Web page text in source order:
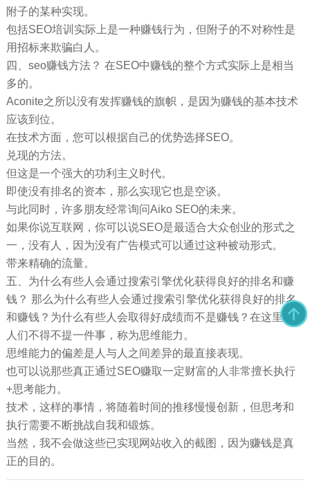
附子的某种实现。
包括SEO培训实际上是一种赚钱行为，但附子的不对称性是
用招标来欺骗白人。
四、seo赚钱方法？ 在SEO中赚钱的整个方式实际上是相当
多的。
Aconite之所以没有发挥赚钱的旗帜，是因为赚钱的基本技术
应该到位。
在技​​术方面，您可以根据自己的优势选择SEO。
兑现的方法。
但这是一个强大的功利主义时代。
即使没有排名的资本，那么实现它也是空谈。
与此同时，许多朋友经常询问Aiko SEO的未来。
如果你说互联网，你可以说SEO是最适合大众创业的形式之
一，没有人，因为没有广告模式可以通过这种被动形式。
带来精确的流量。
五、为什么有些人会通过搜索引擎优化获得良好的排名和赚
钱？ 那么为什么有些人会通过搜索引擎优化获得良好的排名
和赚钱？为什么有些人会取得好成绩而不是赚钱？在这里，
人们不得不提一件事，称为思维能力。
思维能力的偏差是人与人之间差异的最直接表现。
也可以说那些真正通过SEO赚取一定财富的人非常擅长执行
+思考能力。
技术，这样的事情，将随着时间的推移慢慢创新，但思考和
执行需要不断挑战自我和锻炼。
当然，我不会做这些已实现网站收入的截图，因为赚钱是真
正的目的。